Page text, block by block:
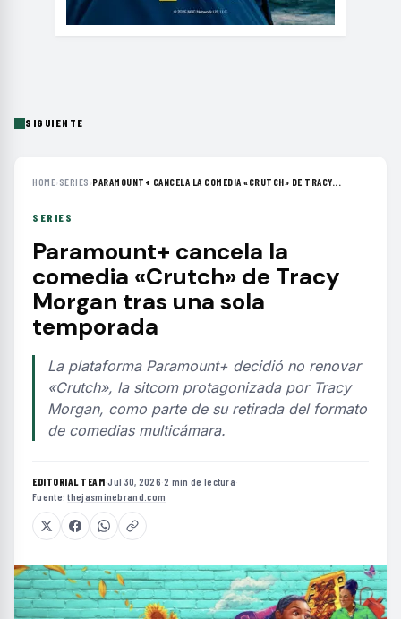
SIGUIENTE
HOME› SERIES ›PARAMOUNT+ CANCELA LA COMEDIA «CRUTCH» DE TRACY...
SERIES
Paramount+ cancela la
comedia «Crutch» de Tracy
Morgan tras una sola
temporada
La plataforma Paramount+ decidió no renovar
«Crutch», la sitcom protagonizada por Tracy
Morgan, como parte de su retirada del formato
de comedias multicámara.
EDITORIAL TEAM·Jul 30, 2026·2 min de lectura·
Fuente:thejasminebrand.com